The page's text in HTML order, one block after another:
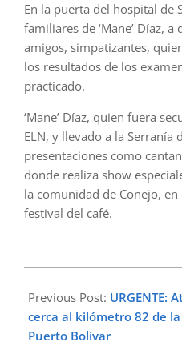
En la puerta del hospital de
familiares de ‘Mane’ Díaz,
amigos, simpatizantes,
los resultados de los
practicado.
‘Mane’ Díaz, quien fuera
ELN, y llevado a la Serranía
presentaciones como
donde realiza show
la comunidad de Conejo,
festival del café.
12-
26
Previous Post: URGENTE:
cerca al kilómetro 82 de
Puerto Bolívar